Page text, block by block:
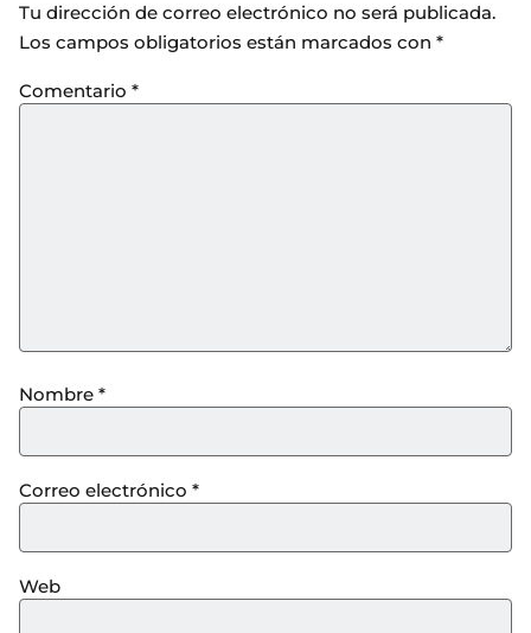
Tu dirección de correo electrónico no será publicada.
Los campos obligatorios están marcados con *
Comentario *
Nombre *
Correo electrónico *
Web